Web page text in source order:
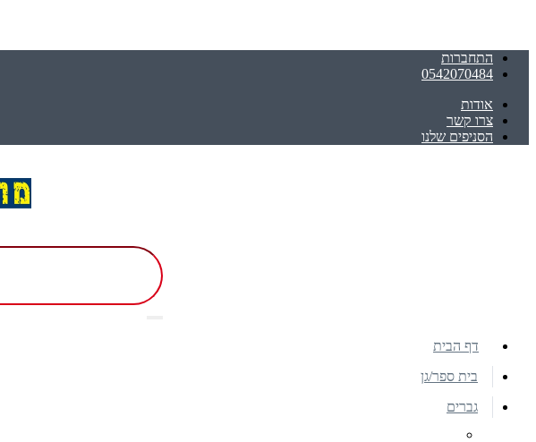
התחברות
0542070484
אודות
צרו קשר
הסניפים שלנו
דף הבית
בית ספר/גן
גברים